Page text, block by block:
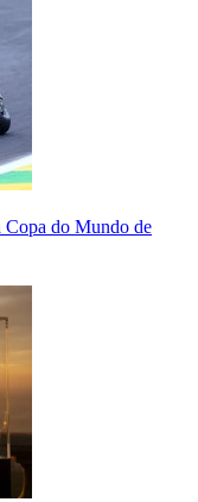
Copa do Mundo de